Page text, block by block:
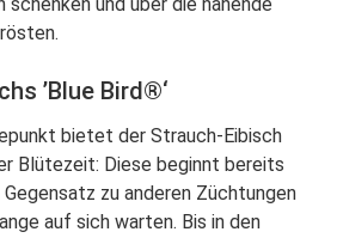
’Blue Bird®‘
bietet der Strauch-Eibisch
Blütezeit: Diese beginnt bereits
zu anderen Züchtungen
auf sich warten. Bis in den